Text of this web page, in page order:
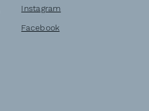
Instagram
Facebook